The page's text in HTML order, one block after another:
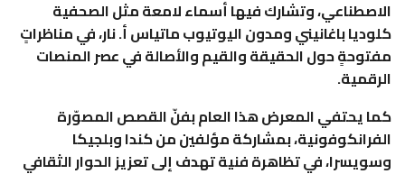
الاصطناعي، وتشارك فيها أسماء لامعة مثل الصحفية
كلوديا باغانيني ومدون اليوتيوب ماتياس أ. نار، في مناظراتٍ
مفتوحةٍ حول الحقيقة والقيم والأصالة في عصر المنصات
الرقمية.
كما يحتفي المعرض هذا العام بفنّ القصص المصوّرة
الفرانكوفونية، بمشاركة مؤلفين من كندا وبلجيكا
وسويسرا، في تظاهرة فنية تهدف إلى تعزيز الحوار الثقافي